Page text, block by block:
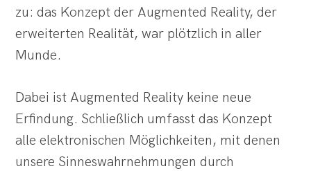
zu: das Konzept der Augmented Reality, der
erweiterten Realität, war plötzlich in aller
Munde.
Dabei ist Augmented Reality keine neue
Erfindung. Schließlich umfasst das Konzept
alle elektronischen Möglichkeiten, mit denen
unsere Sinneswahrnehmungen durch